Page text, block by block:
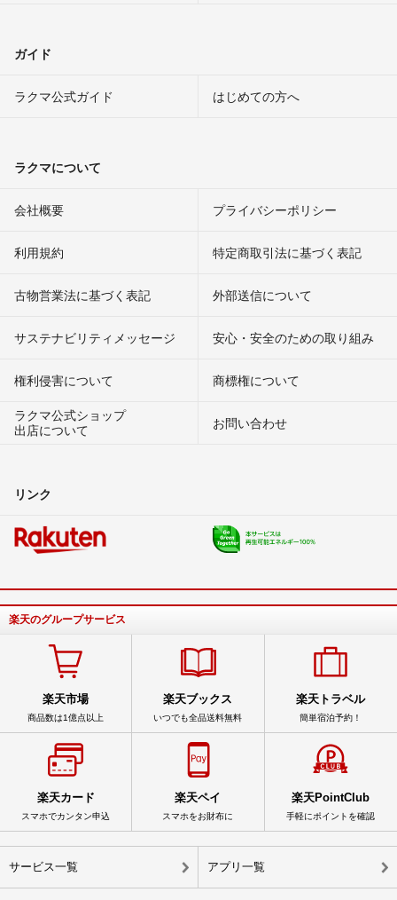
ガイド
ラクマ公式ガイド はじめての方へ
ラクマについて
会社概要 プライバシーポリシー
利用規約 特定商取引法に基づく表記
古物営業法に基づく表記 外部送信について
サステナビリティメッセージ 安心・安全のための取り組み
権利侵害について
商標権について
ラクマ公式ショップ
出店について
お問い合わせ
リンク
楽天のグループサービス
楽天市場
商品数は1億点以上
楽天ブックス
いつでも全品送料無料
楽天トラベル
簡単宿泊予約！
楽天カード
スマホでカンタン申込
楽天ペイ
スマホをお財布に
楽天PointClub
手軽にポイントを確認
サービス一覧 アプリ一覧